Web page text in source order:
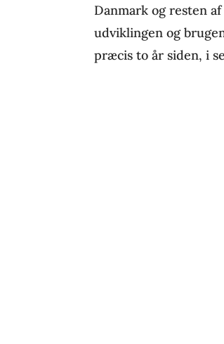
Danmark og resten
udviklingen og
præcis to år siden, i